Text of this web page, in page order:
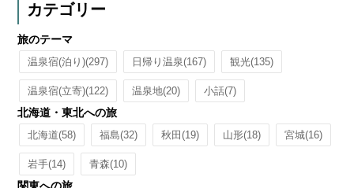
カテゴリー
旅のテーマ
温泉宿(泊り)(297) 日帰り温泉(167) 観光(135)
温泉宿(立寄)(122) 温泉地(20) 小話(7)
北海道・東北への旅
北海道(58) 福島(32) 秋田(19) 山形(18) 宮城(16)
岩手(14) 青森(10)